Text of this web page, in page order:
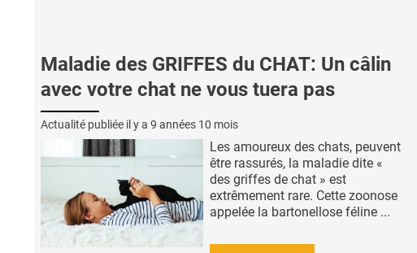
Maladie des GRIFFES du CHAT: Un câlin
avec votre chat ne vous tuera pas
Actualité publiée il y a 9 années 10 mois
Les amoureux des chats, peuvent
être rassurés, la maladie dite «
des griffes de chat » est
extrêmement rare. Cette zoonose
appelée la bartonellose féline ...